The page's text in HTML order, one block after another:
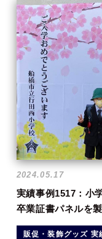
2024.05.17
実績事例1517：小
卒業証書パネルを
販促・装飾グッズ 実